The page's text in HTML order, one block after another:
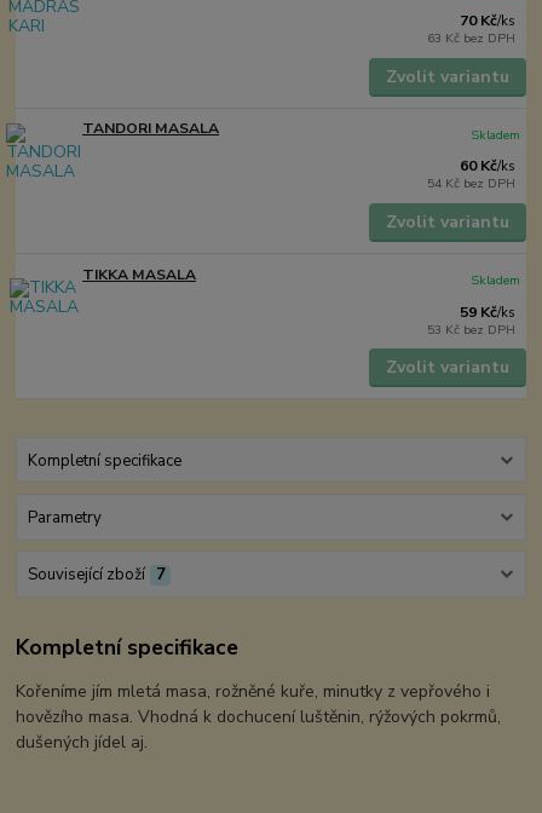
70 Kč/ks
63 Kč bez DPH
Zvolit variantu
TANDORI MASALA
60 Kč/ks
54 Kč bez DPH
Skladem
Zvolit variantu
TIKKA MASALA
59 Kč/ks
53 Kč bez DPH
Skladem
Zvolit variantu
Kompletní specifikace
Parametry
Související zboží 7
Kompletní specifikace
Kořeníme jím mletá masa, rožněné kuře, minutky z vepřového i
hovězího masa. Vhodná k dochucení luštěnin, rýžových pokrmů,
dušených jídel aj.